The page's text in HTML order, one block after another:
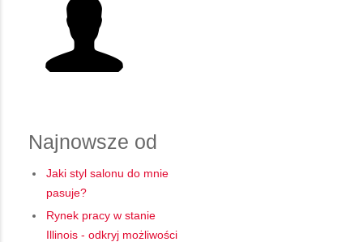
Najnowsze od
Jaki styl salonu do mnie
pasuje?
Rynek pracy w stanie
Illinois - odkryj możliwości